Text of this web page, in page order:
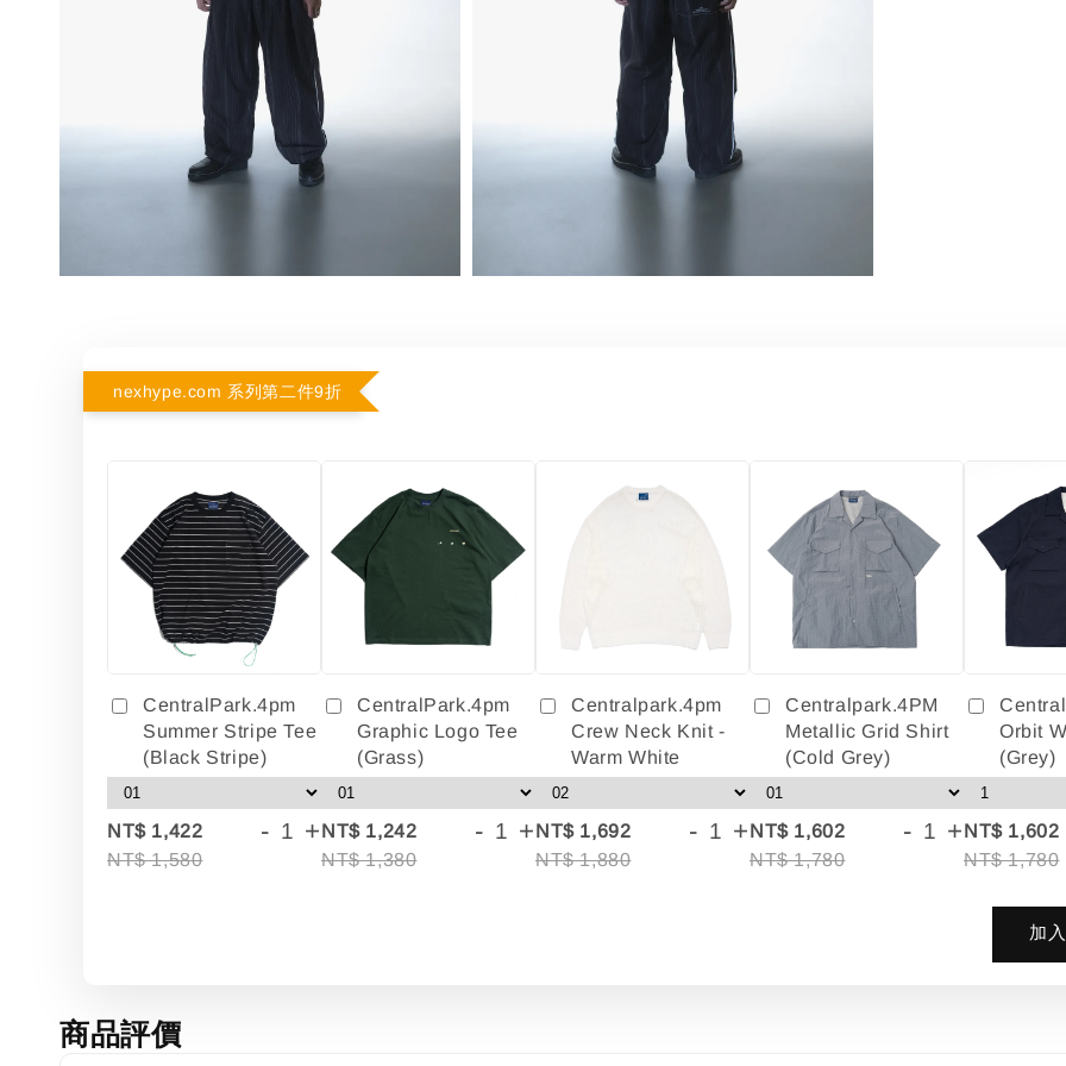
nexhype.com 系列第二件9折
CentralPark.4pm
Summer Stripe Tee
(Black Stripe)
NT$ 1,422
NT$ 1,580
- +
CentralPark.4pm
Graphic Logo Tee
(Grass)
NT$ 1,242
NT$ 1,380
- +
Centralpark.4pm
Crew Neck Knit -
Warm White
NT$ 1,692
NT$ 1,880
- +
Centralpark.4PM
Metallic Grid Shirt
(Cold Grey)
NT$ 1,602
NT$ 1,780
- +
Orbit
(Grey)
NT$ 1,602
NT$ 1,780
加
商品評價